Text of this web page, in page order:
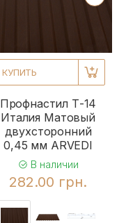
КУПИТЬ
Профнастил Т-14
Италия Матовый
двухсторонний
0,45 мм ARVEDI
В наличии
282.00 грн.